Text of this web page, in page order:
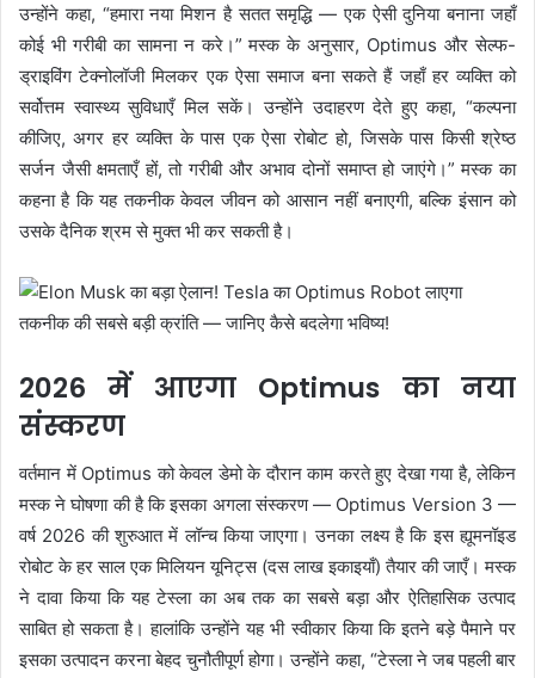
उन्होंने कहा, “हमारा नया मिशन है सतत समृद्धि — एक ऐसी दुनिया बनाना जहाँ
कोई भी गरीबी का सामना न करे।” मस्क के अनुसार, Optimus और सेल्फ-
ड्राइविंग टेक्नोलॉजी मिलकर एक ऐसा समाज बना सकते हैं जहाँ हर व्यक्ति को
सर्वोत्तम स्वास्थ्य सुविधाएँ मिल सकें। उन्होंने उदाहरण देते हुए कहा, “कल्पना
कीजिए, अगर हर व्यक्ति के पास एक ऐसा रोबोट हो, जिसके पास किसी श्रेष्ठ
सर्जन जैसी क्षमताएँ हों, तो गरीबी और अभाव दोनों समाप्त हो जाएंगे।” मस्क का
कहना है कि यह तकनीक केवल जीवन को आसान नहीं बनाएगी, बल्कि इंसान को
उसके दैनिक श्रम से मुक्त भी कर सकती है।
2026 में आएगा Optimus का नया
संस्करण
वर्तमान में Optimus को केवल डेमो के दौरान काम करते हुए देखा गया है, लेकिन
मस्क ने घोषणा की है कि इसका अगला संस्करण — Optimus Version 3 —
वर्ष 2026 की शुरुआत में लॉन्च किया जाएगा। उनका लक्ष्य है कि इस ह्यूमनॉइड
रोबोट के हर साल एक मिलियन यूनिट्स (दस लाख इकाइयाँ) तैयार की जाएँ। मस्क
ने दावा किया कि यह टेस्ला का अब तक का सबसे बड़ा और ऐतिहासिक उत्पाद
साबित हो सकता है। हालांकि उन्होंने यह भी स्वीकार किया कि इतने बड़े पैमाने पर
इसका उत्पादन करना बेहद चुनौतीपूर्ण होगा। उन्होंने कहा, “टेस्ला ने जब पहली बार